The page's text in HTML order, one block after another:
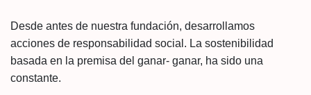
Desde antes de nuestra fundación, desarrollamos
acciones de responsabilidad social. La sostenibilidad
basada en la premisa del ganar- ganar, ha sido una
constante.